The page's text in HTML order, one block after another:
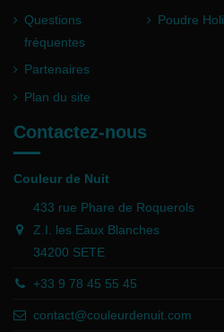
Questions
fréquentes
Partenaires
Plan du site
Poudre Holi
Contactez-nous
Couleur de Nuit
433 rue Phare de Roquerols
Z.I. les Eaux Blanches
34200 SETE
+33 9 78 45 55 45
contact@couleurdenuit.com